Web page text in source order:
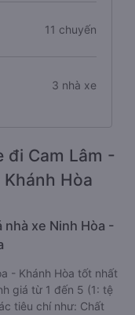
11 chuyến
3 nhà xe
đi Cam Lâm -
Hòa
nhà xe Ninh Hòa -
- Khánh Hòa tốt nhất
giá từ 1 đến 5 (1: tệ
tiêu chí như: Chất